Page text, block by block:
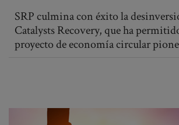
SRP culmina con éxito la
Catalysts Recovery, que ha
proyecto de economía circular